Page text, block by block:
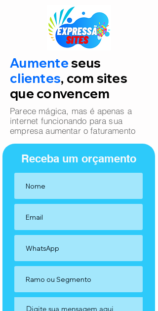
Aumenteseus
clientes, com sites
que convencem
Parece mágica, mas é apenas a
internet funcionando para sua
empresa aumentar o faturamento
Receba um orçamento